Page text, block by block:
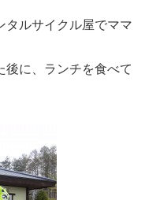
タルサイクル屋でママ
後に、ランチを食べて